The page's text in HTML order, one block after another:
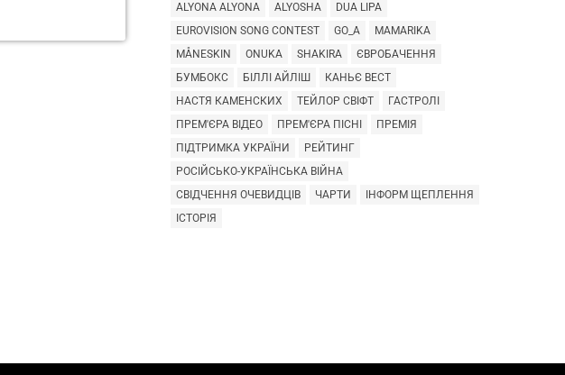
ALYONA ALYONA ALYOSHA
DUA LIPA
EUROVISION SONG CONTEST
GO_A
MAMARIKA
MÅNESKIN
ONUKA SHAKIRA
ЄВРОБАЧЕННЯ
БУМБОКС
БІЛЛІ АЙЛІШ
КАНЬЄ ВЕСТ
НАСТЯ КАМЕНСКИХ
ТЕЙЛОР СВІФТ
ГАСТРОЛІ
ПРЕМ'ЄРА ВІДЕО
ПРЕМ'ЄРА ПІСНІ
ПРЕМІЯ
ПІДТРИМКА УКРАЇНИ
РЕЙТИНГ
РОСІЙСЬКО-УКРАЇНСЬКА ВІЙНА
СВІДЧЕННЯ ОЧЕВИДЦІВ
ЧАРТИ
ІНФОРМ ЩЕПЛЕННЯ
ІСТОРІЯ